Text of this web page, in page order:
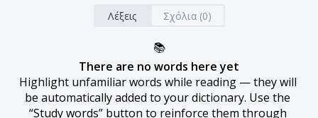
Λέξεις Σχόλια (0)
📚
There are no words here yet
Highlight unfamiliar words while reading — they will
be automatically added to your dictionary. Use the
“Study words” button to reinforce them through